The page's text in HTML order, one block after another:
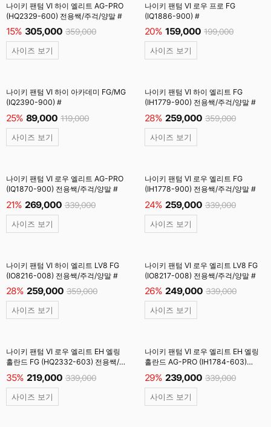
나이키 팬텀 VI 하이 엘리트 AG-PRO
(HQ2329-600) 전용쌕/주걱/양말 #
15% 305,000 359,000
사이즈 보기
나이키 팬텀 VI 로우 프로 FG
(IQ1886-900) #
20% 159,000 199,000
사이즈 보기
나이키 팬텀 VI 하이 아카데미 FG/MG
(IQ2390-900) #
25% 89,000 119,000
사이즈 보기
나이키 팬텀 VI 하이 엘리트 FG
(IH1779-900) 전용쌕/주걱/양말 #
28% 259,000 359,000
사이즈 보기
나이키 팬텀 VI 로우 엘리트 AG-PRO
(IQ1870-900) 전용쌕/주걱/양말 #
21% 269,000 339,000
사이즈 보기
나이키 팬텀 VI 로우 엘리트 FG
(IH1778-900) 전용쌕/주걱/양말 #
24% 259,000 339,000
사이즈 보기
나이키 팬텀 VI 하이 엘리트 LV8 FG
(IO8216-008) 전용쌕/주걱/양말 #
28% 259,000 359,000
사이즈 보기
나이키 팬텀 VI 로우 엘리트 LV8 FG
(IO8217-008) 전용쌕/주걱/양말 #
26% 249,000 339,000
사이즈 보기
나이키 팬텀 VI 로우 엘리트 EH 엘링
홀란드 FG (HQ2332-603) 전용쌕/
주걱/양말 #
35% 219,000 339,000
사이즈 보기
나이키 팬텀 VI 로우 엘리트 EH 엘링
홀란드 AG-PRO (IH1784-603)
전용쌕/주걱/양말 #
29% 239,000 339,000
사이즈 보기